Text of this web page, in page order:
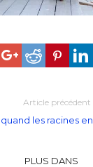
Article précédent
les racines
PLUS DANS